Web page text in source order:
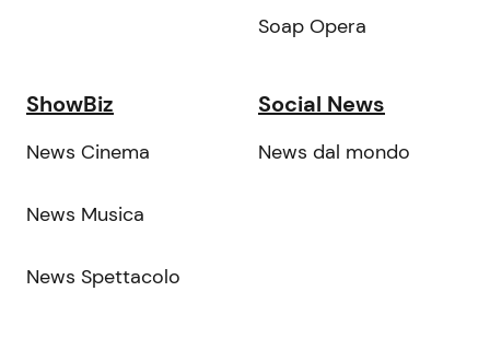
Soap Opera
ShowBiz
News Cinema
News Musica
News Spettacolo
Social News
News dal mondo